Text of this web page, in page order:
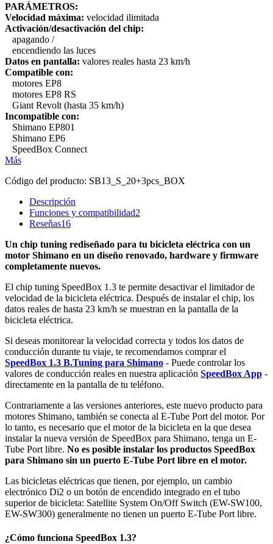
PARÁMETROS:
Velocidad máxima: velocidad ilimitada
Activación/desactivación del chip:
apagando /
encendiendo las luces
Datos en pantalla: valores reales hasta 23 km/h
Compatible con:
motores EP8
motores EP8 RS
Giant Revolt (hasta 35 km/h)
Incompatible con:
Shimano EP801
Shimano EP6
SpeedBox Connect
Más
Código del producto: SB13_S_20+3pcs_BOX
Descripción
Funciones y compatibilidad2
Reseňas16
Un chip tuning rediseñado para tu bicicleta eléctrica con un
motor Shimano en un diseño renovado, hardware y firmware
completamente nuevos.
El chip tuning SpeedBox 1.3 te permite desactivar el limitador de
velocidad de la bicicleta eléctrica. Después de instalar el chip, los
datos reales de hasta 23 km/h se muestran en la pantalla de la
bicicleta eléctrica.
Si deseas monitorear la velocidad correcta y todos los datos de
conducción durante tu viaje, te recomendamos comprar el
SpeedBox 1.3 B.Tuning para Shimano - Puede controlar los
valores de conducción reales en nuestra aplicación SpeedBox App -
directamente en la pantalla de tu teléfono.
Contrariamente a las versiones anteriores, este nuevo producto para
motores Shimano, también se conecta al E-Tube Port del motor. Por
lo tanto, es necesario que el motor de la bicicleta en la que desea
instalar la nueva versión de SpeedBox para Shimano, tenga un E-
Tube Port libre. No es posible instalar los productos SpeedBox
para Shimano sin un puerto E-Tube Port libre en el motor.
Las bicicletas eléctricas que tienen, por ejemplo, un cambio
electrónico Di2 o un botón de encendido integrado en el tubo
superior de bicicleta: Satellite System On/Off Switch (EW-SW100,
EW-SW300) generalmente no tienen un puerto E-Tube Port libre.
¿Cómo funciona SpeedBox 1.3?